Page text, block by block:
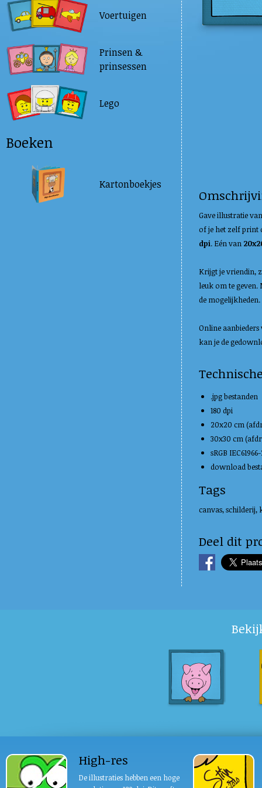
Voertuigen
Prinsen &
prinsessen
Lego
Boeken
Kartonboekjes
Gave illustratie
of je het zelf print
dpi. Eén van
Krijgt je vriendin,
leuk om te geven.
de mogelijkheden.
Online
kan je de
.jpg bestanden
180 dpi
20x20 cm
30x30 cm
sRGB
download
Tags
canvas,
Deel dit
High-res
De illustraties hebben een hoge